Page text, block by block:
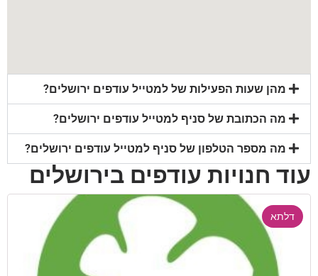
מהן שעות הפעילות של למטייל עודפים ירושלים?
מה הכתובת של סניף למטייל עודפים ירושלים?
מה מספר הטלפון של סניף למטייל עודפים ירושלים?
עוד חנויות עודפים בירושלים
דלתא